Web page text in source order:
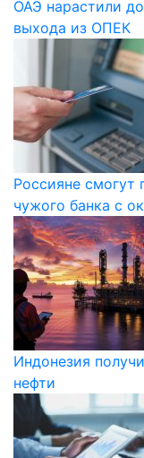
ОАЭ нарастили
выхода из ОПЕК
Россияне смогут
чужого банка с
Индонезия
нефти